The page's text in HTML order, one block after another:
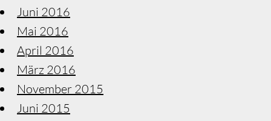
Juni 2016
Mai 2016
April 2016
März 2016
November 2015
Juni 2015